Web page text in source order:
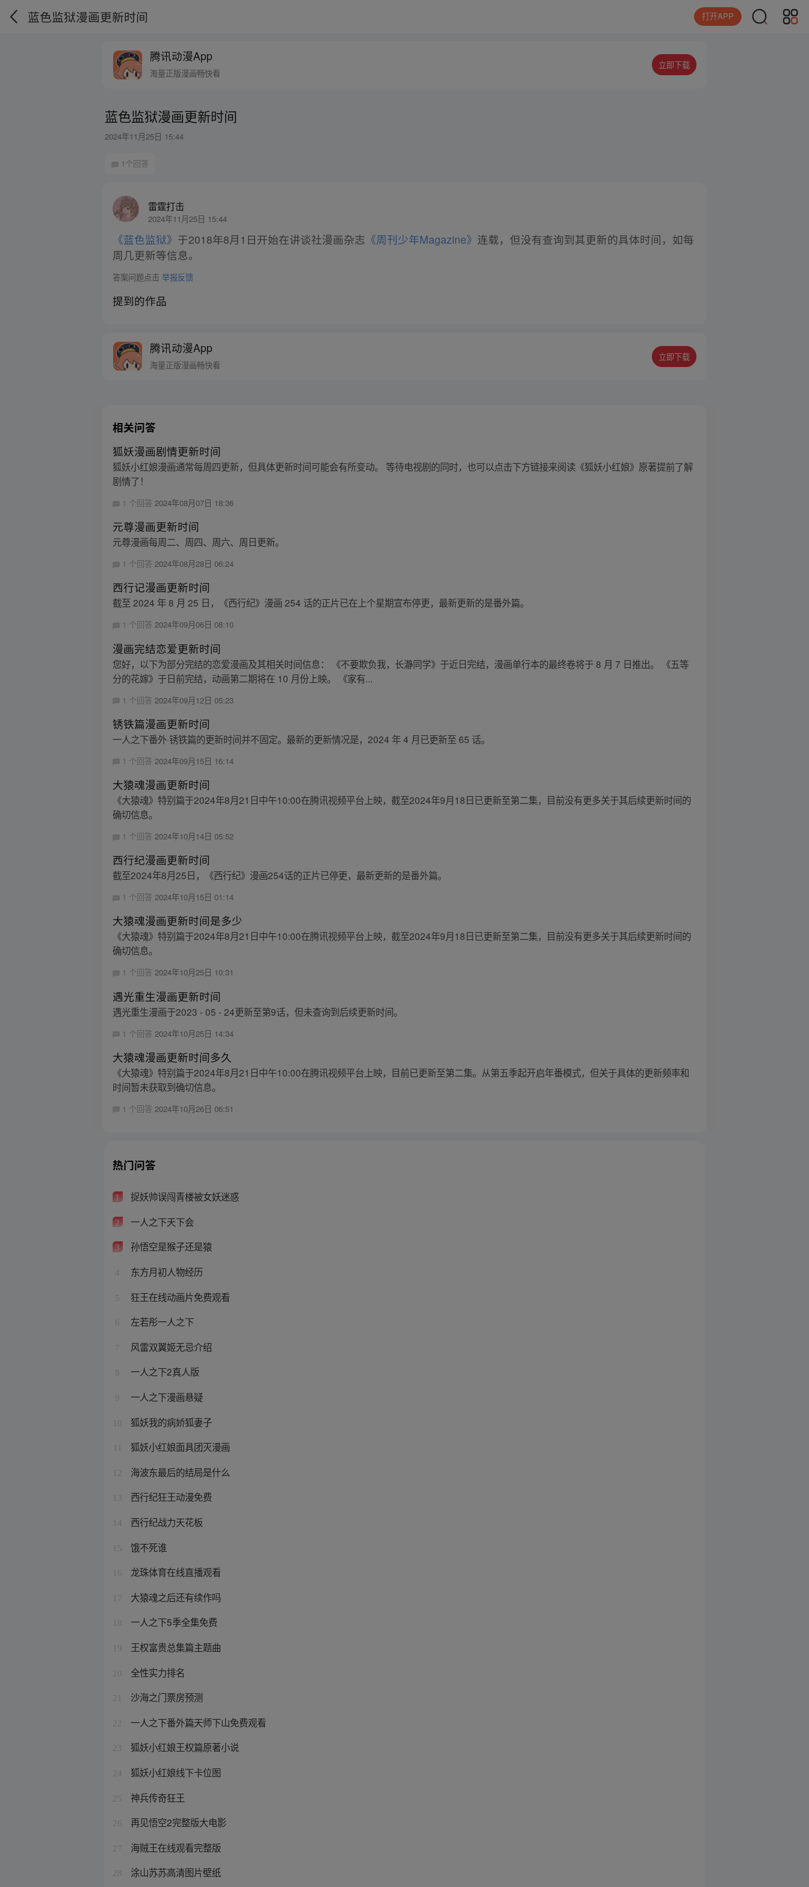
蓝色监狱漫画更新时间 打开APP
腾讯动漫App
海量正版漫画畅快看
立即下载
蓝色监狱漫画更新时间
2024年11月25日 15:44
1个回答
雷霆打击
2024年11月25日 15:44
《蓝色监狱》 于2018年8月1日开始在讲谈社漫画杂志 《周刊少年Magazine》 连载，但没有查询到其更新的具体时间，如每
周几更新等信息。
答案问题点击举报反馈
提到的作品
腾讯动漫App
海量正版漫画畅快看
立即下载
相关问答
狐妖漫画剧情更新时间
狐妖小红娘漫画通常每周四更新，但具体更新时间可能会有所变动。 等待电视剧的同时，也可以点击下方链接来阅读《狐妖小红娘》原著提前了解
剧情了！
1 个回答2024年08月07日 18:36
元尊漫画更新时间
元尊漫画每周二、周四、周六、周日更新。
1 个回答2024年08月28日 06:24
西行记漫画更新时间
截至 2024 年 8 月 25 日，《西行纪》漫画 254 话的正片已在上个星期宣布停更，最新更新的是番外篇。
1 个回答2024年09月06日 08:10
漫画完结恋爱更新时间
您好，以下为部分完结的恋爱漫画及其相关时间信息： 《不要欺负我，长瀞同学》于近日完结，漫画单行本的最终卷将于 8 月 7 日推出。 《五等
分的花嫁》于日前完结，动画第二期将在 10 月份上映。 《家有...
1 个回答 2024年09月12日 05:23
锈铁篇漫画更新时间
一人之下番外·锈铁篇的更新时间并不固定。最新的更新情况是，2024 年 4 月已更新至 65 话。
1 个回答 2024年09月15日 16:14
大猿魂漫画更新时间
《大猿魂》特别篇于2024年8月21日中午10:00在腾讯视频平台上映，截至2024年9月18日已更新至第二集，目前没有更多关于其后续更新时间的
确切信息。
1 个回答2024年10月14日 05:52
西行纪漫画更新时间
截至2024年8月25日，《西行纪》漫画254话的正片已停更，最新更新的是番外篇。
1 个回答2024年10月15日 01:14
大猿魂漫画更新时间是多少
《大猿魂》特别篇于2024年8月21日中午10:00在腾讯视频平台上映，截至2024年9月18日已更新至第二集，目前没有更多关于其后续更新时间的
确切信息。
1 个回答2024年10月25日 10:31
遇光重生漫画更新时间
遇光重生漫画于2023 - 05 - 24更新至第9话，但未查询到后续更新时间。
1 个回答 2024年10月25日 14:34
大猿魂漫画更新时间多久
《大猿魂》特别篇于2024年8月21日中午10:00在腾讯视频平台上映，目前已更新至第二集。从第五季起开启年番模式，但关于具体的更新频率和
时间暂未获取到确切信息。
1 个回答 2024年10月26日 06:51
热门问答
1 捉妖帅误闯青楼被女妖迷惑
2 一人之下天下会
3 孙悟空是猴子还是猿
4 东方月初人物经历
5 狂王在线动画片免费观看
6 左若彤一人之下
7 风雷双翼姬无忌介绍
8 一人之下2真人版
9 一人之下漫画悬疑
10 狐妖我的病娇狐妻子
狐妖小红娘面具团灭漫画
12 海波东最后的结局是什么
13 西行纪狂王动漫免费
14 西行纪战力天花板
15 饿不死谁
16 龙珠体育在线直播观看
17 大猿魂之后还有续作吗
18 一人之下5季全集免费
19 王权富贵总集篇主题曲
20 全性实力排名
21 沙海之门票房预测
22 一人之下番外篇天师下山免费观看
23 狐妖小红娘王权篇原著小说
24 狐妖小红娘线下卡位图
25 神兵传奇狂王
26 再见悟空2完整版大电影
27 海贼王在线观看完整版
28 涂山苏苏高清图片壁纸